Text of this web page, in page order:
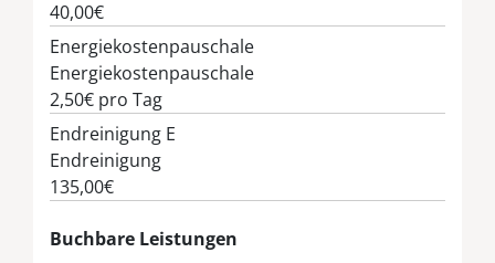
40,00€
Energiekostenpauschale
Energiekostenpauschale
2,50€ pro Tag
Endreinigung E
Endreinigung
135,00€
Buchbare Leistungen